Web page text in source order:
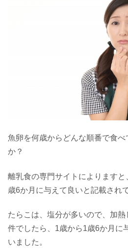
魚卵を何歳からどんな順番で食べ
か？
離乳食の専門サイトによります
歳6か月に与えて良いと記載され
たらこは、塩分が多いので、加
件でしたら、1歳から1歳6か月に
いました。